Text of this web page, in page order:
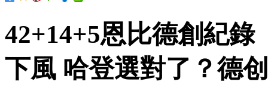
42+14+5恩比德創紀錄
下風 哈登選對了 ？